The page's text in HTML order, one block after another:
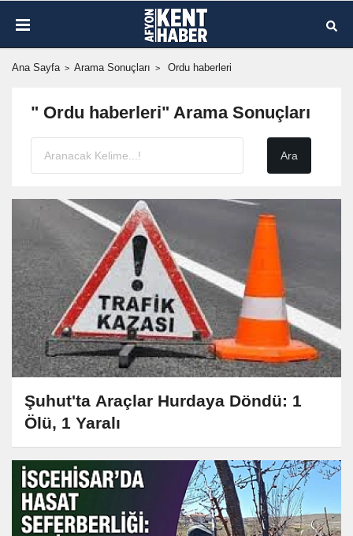
Ana Sayfa Arama Sonuçları Ordu haberleri
" Ordu haberleri" Arama Sonuçları
Şuhut'ta Araçlar Hurdaya Döndü: 1
Ölü, 1 Yaralı